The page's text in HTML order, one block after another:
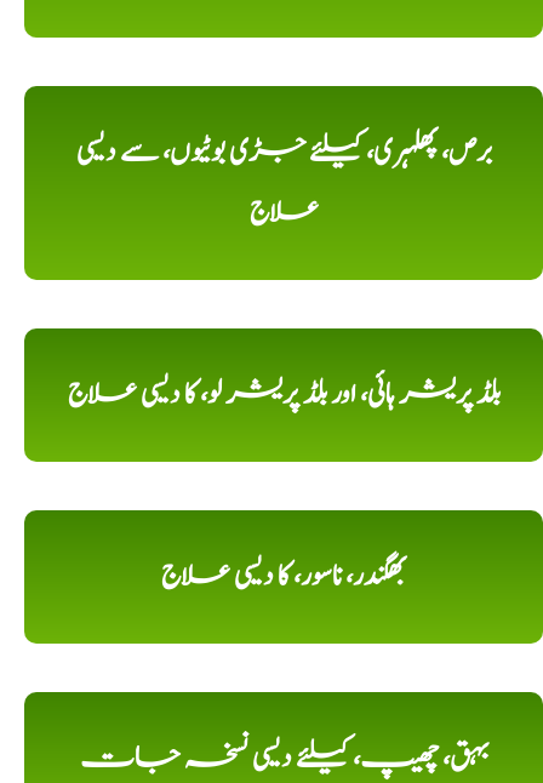
برص، پھلہری، کیلئے جڑی بوٹیوں، سے دیسی
علاج
بلڈ پریشر ہائی، اور بلڈ پریشر لو، کا دیسی علاج
بھگندر، ناسور، کا دیسی علاج
بہق، چھیپ، کیلئے دیسی نسخہ جات